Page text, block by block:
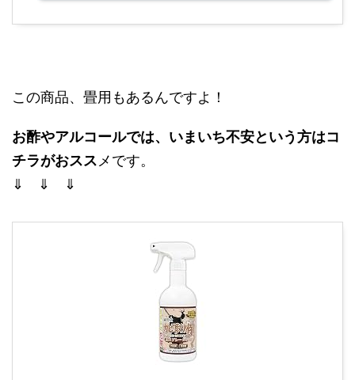
この商品、畳用もあるんですよ！
お酢やアルコールでは、いまいち不安という方はコ
チラがおススメです。
⇓ ⇓ ⇓